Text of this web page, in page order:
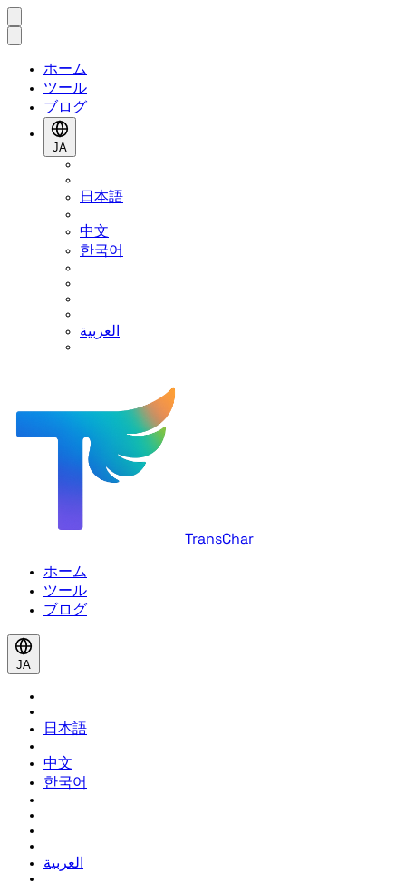
ホーム
ツール
ブログ
JA
日本語
中文
한국어
العربية
TransChar
ホーム
ツール
ブログ
JA
日本語
中文
한국어
العربية